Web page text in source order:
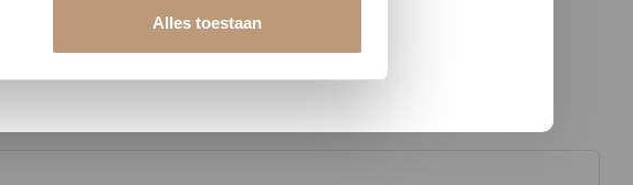
Alles toestaan